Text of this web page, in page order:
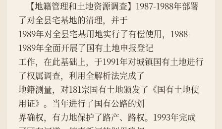
了对全县宅基地的清理，并于
1989年对全县宅基用地实行了有偿使用，1988-
1989年全面开展了国有土地申报登记
工作，在此基础上，于1991年对城镇国有土地进行
了权属调查，利用全解析法完成了
地籍测量，对181宗国有土地颁发了《国有土地使
用证》。当年进行了国有公路的划
界确权，有力地保护了路产、路权。1993年完成